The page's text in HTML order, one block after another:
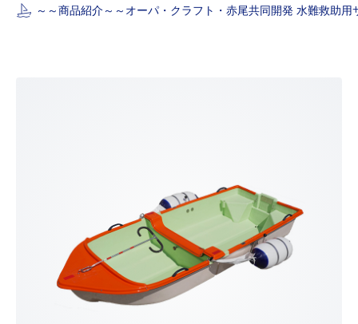
～～ 商品紹介 ～～ オーパ・クラフト・赤尾共同開発 水難救助